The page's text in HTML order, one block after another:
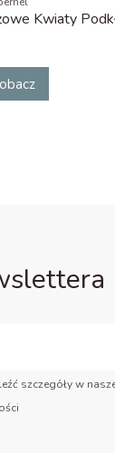
Kwiaty
szczegóły w